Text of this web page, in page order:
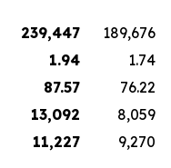
239,447
189,676
1.94
1.74
87.57
76.22
13,092
8,059
11,227 9,270